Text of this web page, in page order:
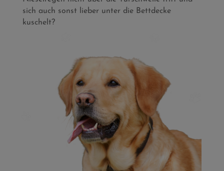
sich auch sonst lieber unter die Bettdecke
kuschelt?